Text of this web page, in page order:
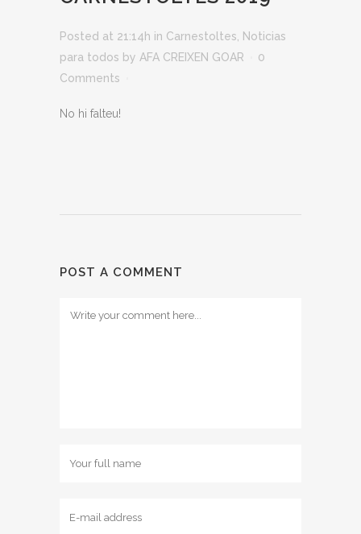
Posted at 21:14h in Carnestoltes
Noticias
para todos by AFA CREIXEN GOAR
0
Comments
No hi falteu!
POST A COMMENT